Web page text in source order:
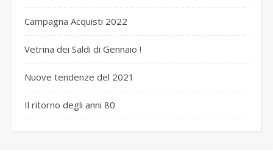
Campagna Acquisti 2022
Vetrina dei Saldi di Gennaio !
Nuove tendenze del 2021
Il ritorno degli anni 80